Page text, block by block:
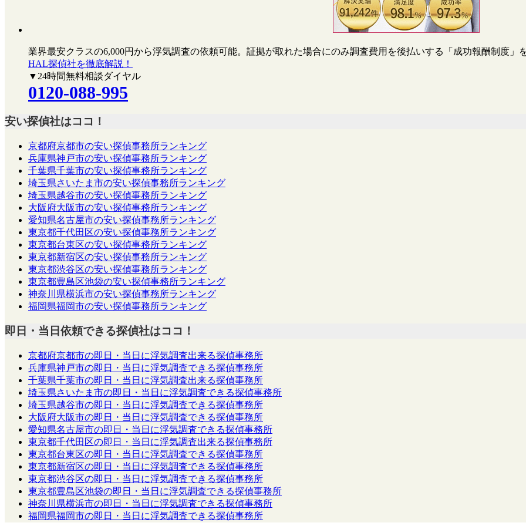
業界最安クラスの6,000円から浮気調査の依頼可能。証拠が取れた場合にのみ調査費用を後払いする「成功報酬制度」
HAL探偵社を徹底解説！
▼24時間無料相談ダイヤル
0120-088-995
安い探偵社はココ！
京都府京都市の安い探偵事務所ランキング
兵庫県神戸市の安い探偵事務所ランキング
千葉県千葉市の安い探偵事務所ランキング
埼玉県さいたま市の安い探偵事務所ランキング
埼玉県越谷市の安い探偵事務所ランキング
大阪府大阪市の安い探偵事務所ランキング
愛知県名古屋市の安い探偵事務所ランキング
東京都千代田区の安い探偵事務所ランキング
東京都台東区の安い探偵事務所ランキング
東京都新宿区の安い探偵事務所ランキング
東京都渋谷区の安い探偵事務所ランキング
東京都豊島区池袋の安い探偵事務所ランキング
神奈川県横浜市の安い探偵事務所ランキング
福岡県福岡市の安い探偵事務所ランキング
即日・当日依頼できる探偵社はココ！
京都府京都市の即日・当日に浮気調査出来る探偵事務所
兵庫県神戸市の即日・当日に浮気調査できる探偵事務所
千葉県千葉市の即日・当日に浮気調査出来る探偵事務所
埼玉県さいたま市の即日・当日に浮気調査できる探偵事務所
埼玉県越谷市の即日・当日に浮気調査できる探偵事務所
大阪府大阪市の即日・当日に浮気調査できる探偵事務所
愛知県名古屋市の即日・当日に浮気調査できる探偵事務所
東京都千代田区の即日・当日に浮気調査出来る探偵事務所
東京都台東区の即日・当日に浮気調査できる探偵事務所
東京都新宿区の即日・当日に浮気調査できる探偵事務所
東京都渋谷区の即日・当日に浮気調査できる探偵事務所
東京都豊島区池袋の即日・当日に浮気調査できる探偵事務所
神奈川県横浜市の即日・当日に浮気調査できる探偵事務所
福岡県福岡市の即日・当日に浮気調査できる探偵事務所